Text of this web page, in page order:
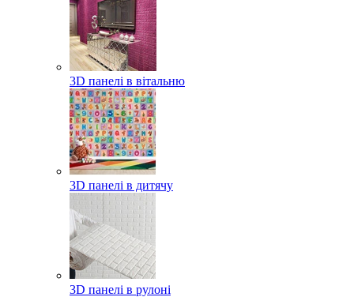
3D панелі в вітальню
3D панелі в дитячу
3D панелі в рулоні